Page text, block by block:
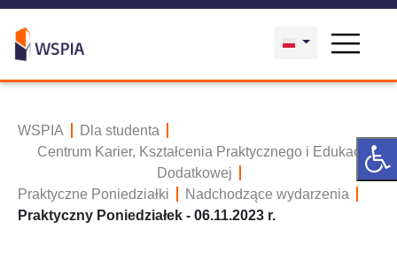
WSPIA
Dla studenta
Centrum Karier, Kształcenia Praktycznego i Edukacji
Dodatkowej
Praktyczne Poniedziałki
Nadchodzące wydarzenia
Praktyczny Poniedziałek - 06.11.2023 r.